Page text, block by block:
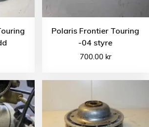
Polaris Frontier Touring
-04 styre
700.00 kr